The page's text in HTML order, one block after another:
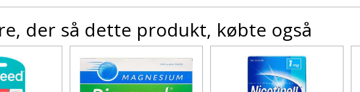
der så dette produkt, købte også